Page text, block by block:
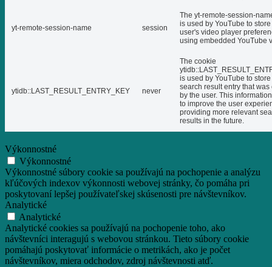
yt-remote-session-name session
The yt-remote-session-
is used by YouTube to
user's video player
using embedded YouTube
ytidb::LAST_RESULT_ENTRY_KEY never
The cookie
is used by YouTube to
search result entry that was
by the user. This
to improve the user
providing more relevant
results in the future.
Výkonnostné
Výkonnostné
Výkonnostné súbory cookie sa používajú na pochopenie a analýzu
kľúčových indexov výkonnosti webovej stránky, čo pomáha pri
poskytovaní lepšej používateľskej skúsenosti pre návštevníkov.
Analytické
Analytické
Analytické cookies sa používajú na pochopenie toho, ako
návštevníci interagujú s webovou stránkou. Tieto súbory cookie
pomáhajú poskytovať informácie o metrikách, ako je počet
návštevníkov, miera odchodov, zdroj návštevnosti atď.